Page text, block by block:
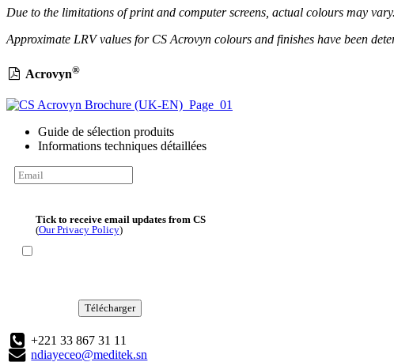
Due to the limitations of print and computer screens, actual colours may
Approximate LRV values for CS Acrovyn colours and finishes have been
Acrovyn®
Guide de sélection produits
Informations techniques détaillées
Tick to receive email updates from CS
(Our Privacy Policy)
Télécharger
+221 33 867 31 11
ndiayeceo@meditek.sn